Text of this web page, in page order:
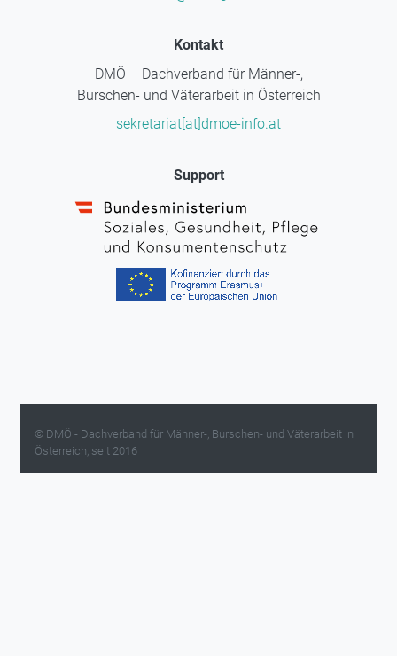
Kontakt
DMÖ – Dachverband für Männer-,
Burschen- und Väterarbeit in Österreich
sekretariat[at]dmoe-info.at
Support
© DMÖ - Dachverband für Männer-, Burschen- und Väterarbeit in
Österreich, seit 2016